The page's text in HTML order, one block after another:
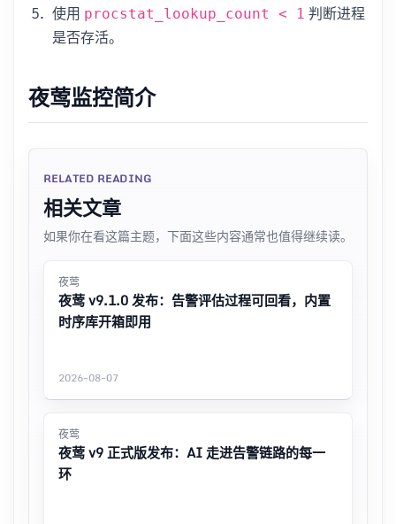
使用 procstat_lookup_count < 1 判断进程
是否存活。
夜莺监控简介
RELATED READING
相关文章
如果你在看这篇主题，下面这些内容通常也值得继续读。
夜莺
夜莺 v9.1.0 发布：告警评估过程可回看，内置
时序库开箱即用
2026-08-07
夜莺
夜莺 v9 正式版发布：AI 走进告警链路的每一
环